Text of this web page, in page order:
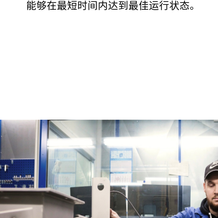
能够在最短时间内达到最佳运行状态。
联系我们
欢迎在线提交您的咨询问题。